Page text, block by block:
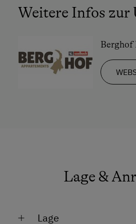
Dusche
Haarföhn
Handtücher
Weitere Infos
Berghof
Lage &
Lage